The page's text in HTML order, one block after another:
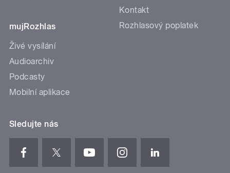
mujRozhlas
Živé vysílání
Audioarchiv
Podcasty
Mobilní aplikace
Kontakt
Rozhlasový poplatek
Sledujte nás